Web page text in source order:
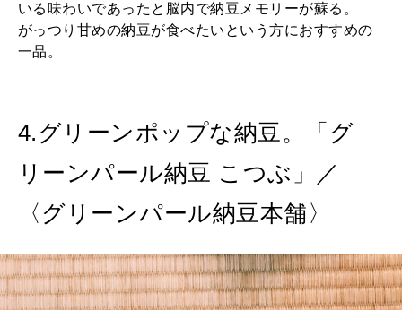
いる味わいであったと脳内で納豆メモリーが蘇る。
がっつり甘めの納豆が食べたいという方におすすめの
一品。
4.グリーンポップな納豆。「グ
リーンパール納豆 こつぶ」／
〈グリーンパール納豆本舗〉